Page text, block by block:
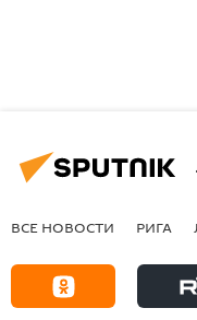
ВСЕ НОВОСТИ РИГА